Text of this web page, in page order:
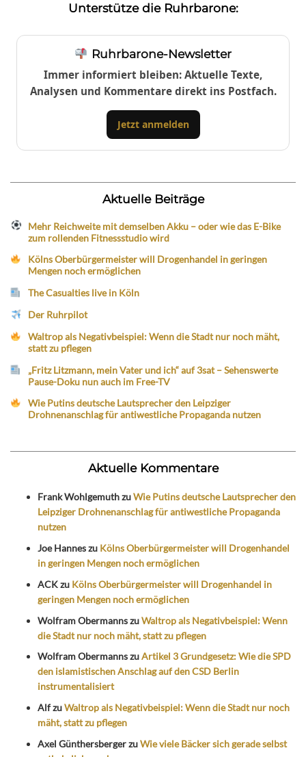
Unterstütze die Ruhrbarone:
Ruhrbarone-Newsletter
Immer informiert bleiben: Aktuelle Texte,
Analysen und Kommentare direkt ins Postfach.
Jetzt anmelden
Aktuelle Beiträge
Mehr Reichweite mit demselben Akku – oder wie das E-Bike
zum rollenden Fitnessstudio wird
Kölns Oberbürgermeister will Drogenhandel in geringen
Mengen noch ermöglichen
The Casualties live in Köln
Der Ruhrpilot
Waltrop als Negativbeispiel: Wenn die Stadt nur noch mäht,
statt zu pflegen
„Fritz Litzmann, mein Vater und ich“ auf 3sat – Sehenswerte
Pause-Doku nun auch im Free-TV
Wie Putins deutsche Lautsprecher den Leipziger
Drohnenanschlag für antiwestliche Propaganda nutzen
Aktuelle Kommentare
Frank WohlgemuthzuWie Putins deutsche Lautsprecher den
Leipziger Drohnenanschlag für antiwestliche Propaganda
nutzen
Joe Hanneszu Kölns Oberbürgermeister will Drogenhandel
in geringen Mengen noch ermöglichen
ACKzu Kölns Oberbürgermeister will Drogenhandel in
geringen Mengen noch ermöglichen
Wolfram ObermannszuWaltrop als Negativbeispiel: Wenn
die Stadt nur noch mäht, statt zu pflegen
Wolfram ObermannszuArtikel 3 Grundgesetz: Wie die SPD
den islamistischen Anschlag auf den CSD Berlin
instrumentalisiert
AlfzuWaltrop als Negativbeispiel: Wenn die Stadt nur noch
mäht, statt zu pflegen
Axel GünthersbergerzuWie viele Bäcker sich gerade selbst